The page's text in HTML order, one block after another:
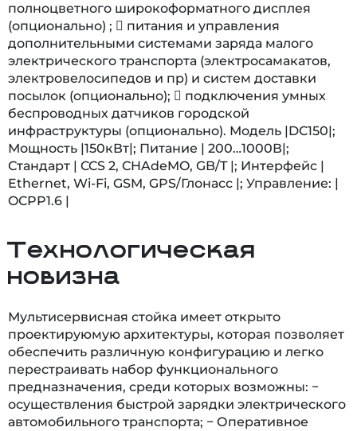
полноцветного широкоформатного дисплея
(опционально) ;  питания и управления
дополнительными системами заряда малого
электрического транспорта (электросамакатов,
электровелосипедов и пр) и систем доставки
посылок (опционально);  подключения умных
беспроводных датчиков городской
инфраструктуры (опционально). Модель |DC150|;
Мощность |150кВт|; Питание | 200…1000В|;
Стандарт | CCS 2, CHAdeMO, GB/T |; Интерфейс |
Ethernet, Wi-Fi, GSM, GPS/Глонасс |; Управление: |
OCPP1.6 |
Технологическая
новизна
Мультисервисная стойка имеет открыто
проектируюмую архитектуры, которая позволяет
обеспечить различную конфигурацию и легко
перестраивать набор функционального
предназначения, среди которых возможны: −
осуществления быстрой зарядки электрического
автомобильного транспорта; − Оперативное